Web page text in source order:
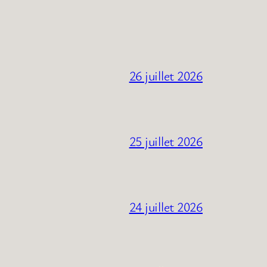
26 juillet 2026
25 juillet 2026
24 juillet 2026